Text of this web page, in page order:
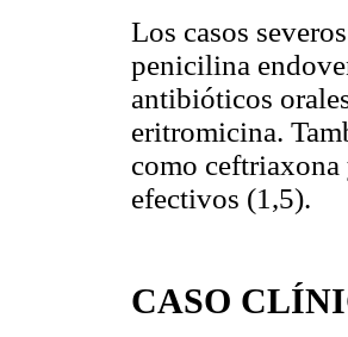
Los casos
penicilina
antibióticos
eritromicina.
como
efectivos (1,5).
CASO